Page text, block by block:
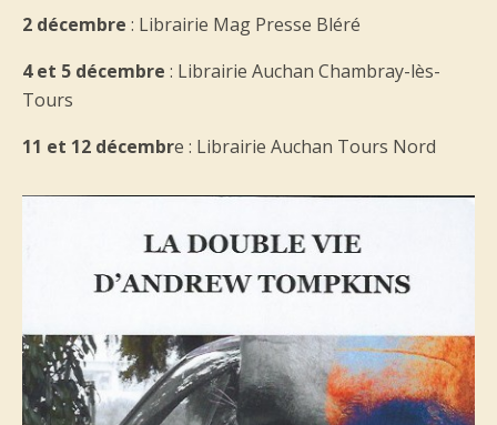
2 décembre : Librairie Mag Presse Bléré
4 et 5 décembre : Librairie Auchan Chambray-lès-
Tours
11 et 12 décembre : Librairie Auchan Tours Nord